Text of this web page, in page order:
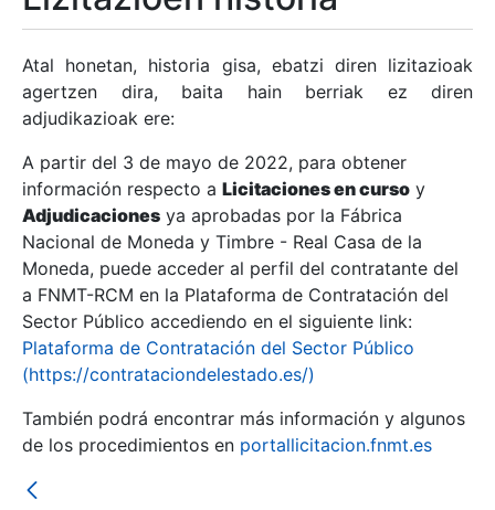
Erakutsi/Ezkutatu
Erakutsi/Ezkutatu
Erakutsi/Ezkutatu
Erakutsi/Ezkutatu
Atal honetan, historia gisa, ebatzi diren lizitazioak
agertzen dira, baita hain berriak ez diren
adjudikazioak ere:
A partir del 3 de mayo de 2022, para obtener
información respecto a Licitaciones en curso y
Adjudicaciones ya aprobadas por la Fábrica
Nacional de Moneda y Timbre - Real Casa de la
Moneda, puede acceder al perfil del contratante del
a FNMT-RCM en la Plataforma de Contratación del
Sector Público accediendo en el siguiente link:
Plataforma de Contratación del Sector Público
(https://contrataciondelestado.es/)
También podrá encontrar más información y algunos
de los procedimientos en portallicitacion.fnmt.es